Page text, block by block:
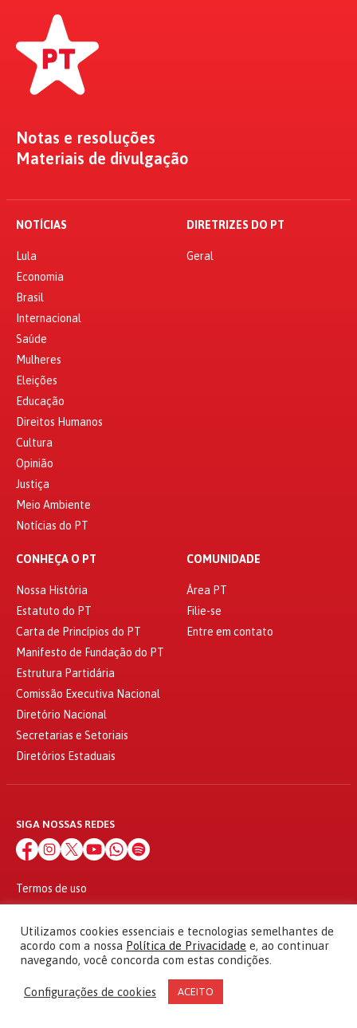
Notas e resoluções
Materiais de divulgação
NOTÍCIAS
Lula
Economia
Brasil
Internacional
Saúde
Mulheres
Eleições
Educação
Direitos Humanos
Cultura
Opinião
Justiça
Meio Ambiente
Notícias do PT
DIRETRIZES DO PT
Geral
CONHEÇA O PT
Nossa História
Estatuto do PT
Carta de Princípios do PT
Manifesto de Fundação do PT
Estrutura Partidária
Comissão Executiva Nacional
Diretório Nacional
Secretarias e Setoriais
Diretórios Estaduais
COMUNIDADE
Área PT
Filie-se
Entre em contato
SIGA NOSSAS REDES
Termos de uso
Política de privacidade
© 2010 - 2026
Partido dos Trabalhadores Todos os direitos reservados
Utilizamos cookies essenciais e tecnologias semelhantes de
acordo com a nossa Política de Privacidade e, ao continuar
navegando, você concorda com estas condições.
Configurações de cookies ACEITO